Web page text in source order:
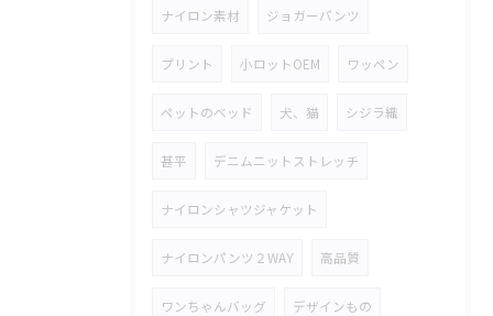
ナイロン素材 ジョガーパンツ
プリント 小ロットOEM ワッペン
ペットのベッド 犬、猫 シジラ織
甚平 デニムニットストレッチ
ナイロンシャツジャケット
ナイロンパンツ２WAY 高品質
ワンちゃんバッグ デザインもの